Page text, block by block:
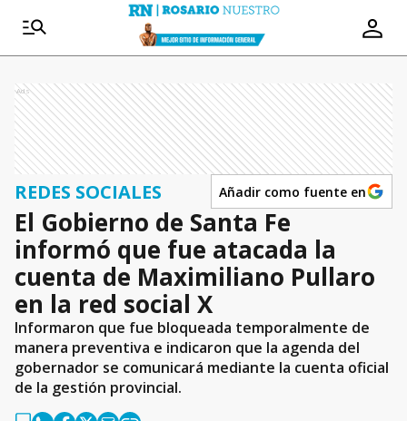
Ads
REDES SOCIALES Añadir como fuente en
El Gobierno de Santa Fe
informó que fue atacada la
cuenta de Maximiliano Pullaro
en la red social X
Informaron que fue bloqueada temporalmente de
manera preventiva e indicaron que la agenda del
gobernador se comunicará mediante la cuenta oficial
de la gestión provincial.